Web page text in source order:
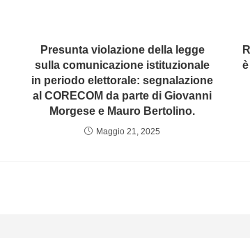
Presunta violazione della legge
sulla comunicazione istituzionale
in periodo elettorale: segnalazione
al CORECOM da parte di Giovanni
Morgese e Mauro Bertolino.
Maggio 21, 2025